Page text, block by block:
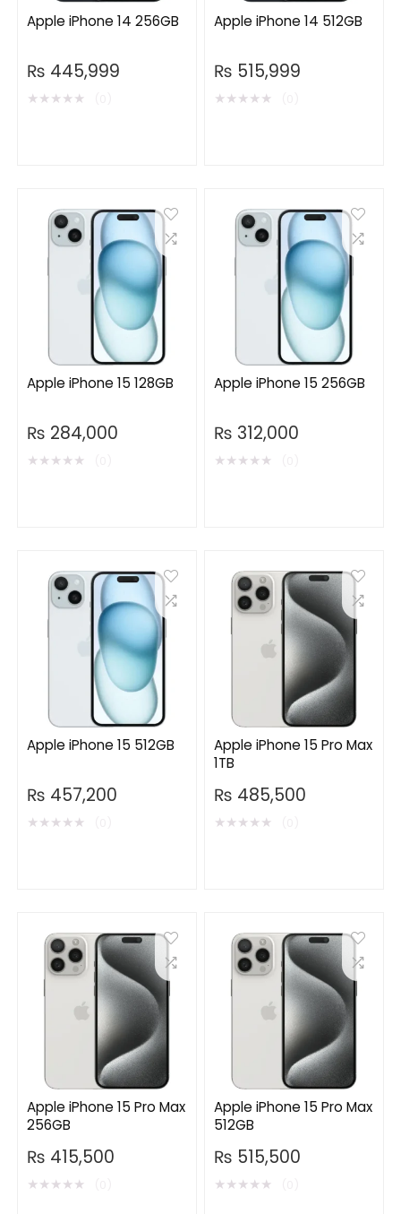
Apple iPhone 14 256GB
₨ 445,999
★★★★★
Apple iPhone 14 512GB
₨ 515,999
★★★★★
Apple iPhone 15 128GB
₨ 284,000
★★★★★
Apple iPhone 15 256GB
₨ 312,000
★★★★★
Apple iPhone 15 512GB
₨ 457,200
★★★★★
Apple iPhone 15 Pro Max
1TB
₨ 485,500
★★★★★
Apple iPhone 15 Pro Max
256GB
₨ 415,500
★★★★★
Apple iPhone 15 Pro Max
512GB
₨ 515,500
★★★★★